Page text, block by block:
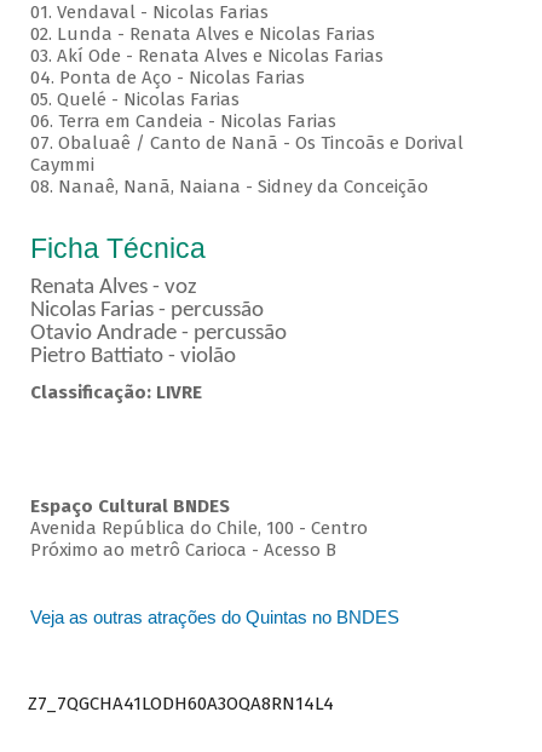
01. Vendaval - Nicolas Farias
02. Lunda - Renata Alves e Nicolas Farias
03. Akí Ode - Renata Alves e Nicolas Farias
04. Ponta de Aço - Nicolas Farias
05. Quelé - Nicolas Farias
06. Terra em Candeia - Nicolas Farias
07. Obaluaê / Canto de Nanã - Os Tincoãs e Dorival
Caymmi
08. Nanaê, Nanã, Naiana - Sidney da Conceição
Ficha Técnica
Renata Alves - voz
Nicolas Farias - percussão
Otavio Andrade - percussão
Pietro Battiato - violão
Classificação: LIVRE
Espaço Cultural BNDES
Avenida República do Chile, 100 - Centro
Próximo ao metrô Carioca - Acesso B
Veja as outras atrações do Quintas no BNDES
Z7_7QGCHA41LODH60A3OQA8RN14L4